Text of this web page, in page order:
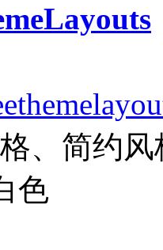
、简约风
色